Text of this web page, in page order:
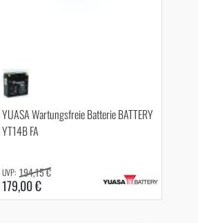
YUASA Wartungsfreie Batterie BATTERY
YT14B FA
179,00 €
194,15 €